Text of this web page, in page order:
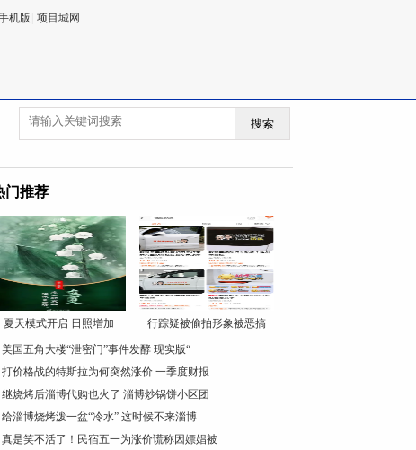
机版 项目城网
搜索
门推荐
夏天模式开启 日照增加 行踪疑被偷拍形象被恶搞
美国五角大楼“泄密门”事件发酵 现实版“
打价格战的特斯拉为何突然涨价 一季度财报
继烧烤后淄博代购也火了 淄博炒锅饼小区团
给淄博烧烤泼一盆“冷水” 这时候不来淄博
真是笑不活了！民宿五一为涨价谎称因嫖娼被